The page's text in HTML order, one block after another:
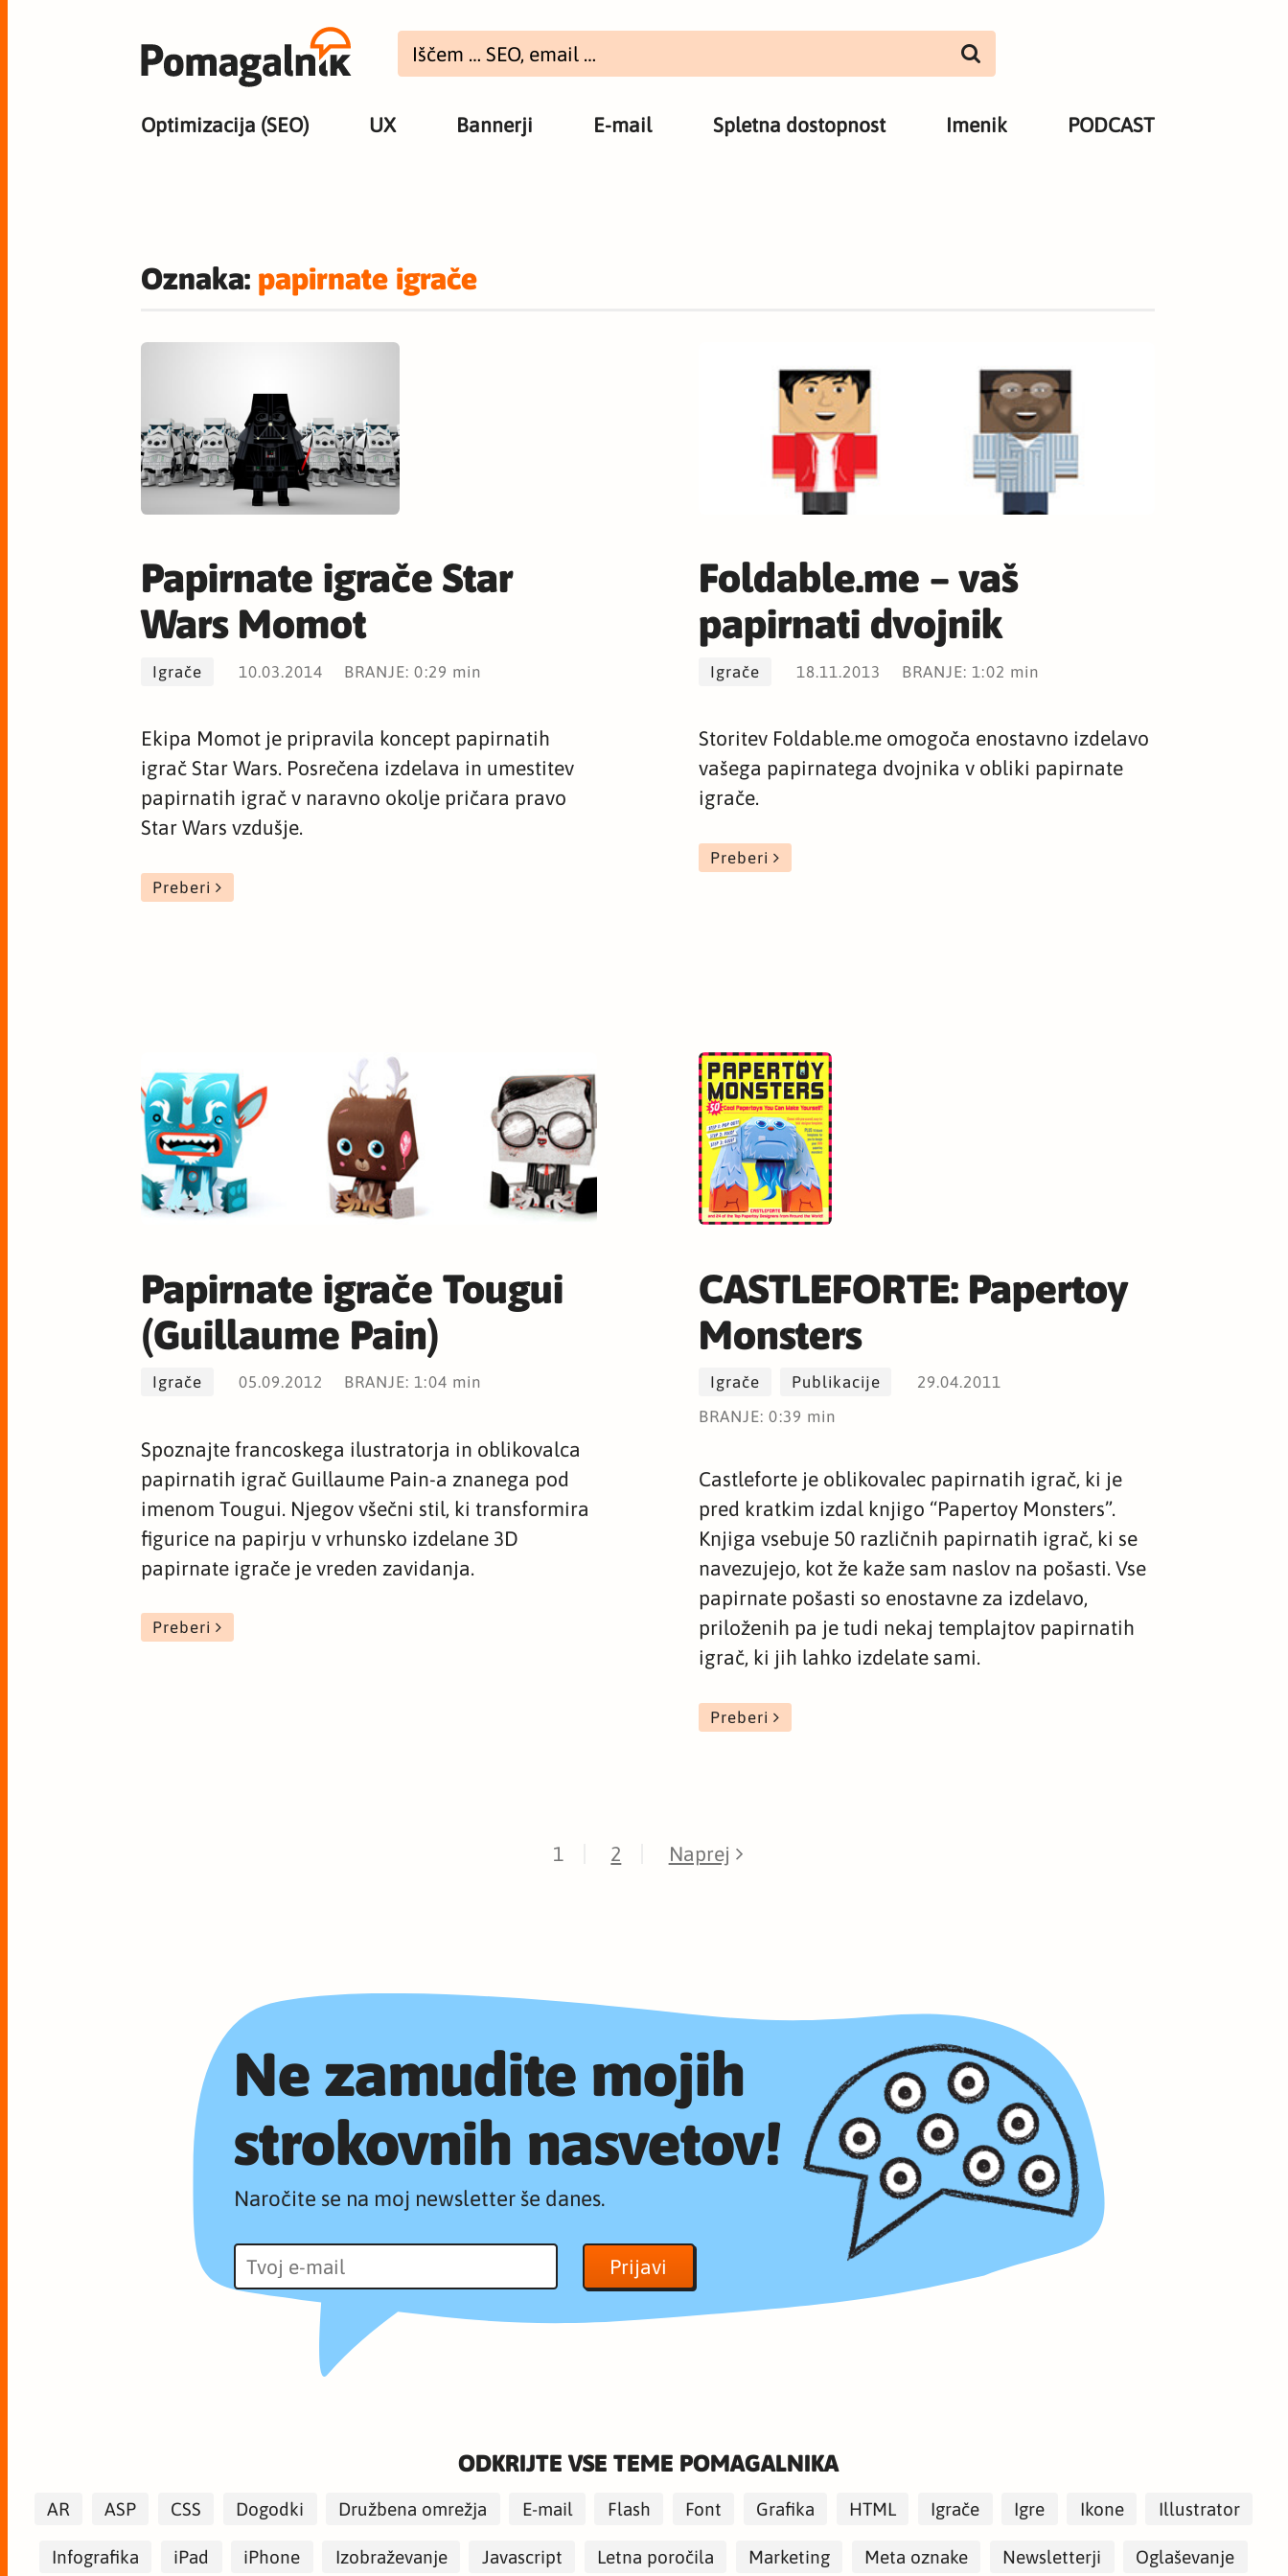
Optimizacija (SEO) UX Bannerji E-mail Spletna dostopnost Imenik PODCAST
Oznaka: papirnate igrače
Papirnate igrače Star
Wars Momot
Igrače 10.03.2014 BRANJE: 0:29 min
Ekipa Momot je pripravila koncept papirnatih
igrač Star Wars. Posrečena izdelava in umestitev
papirnatih igrač v naravno okolje pričara pravo
Star Wars vzdušje.
Preberi
Foldable.me – vaš
papirnati dvojnik
Igrače 18.11.2013 BRANJE: 1:02 min
Storitev Foldable.me omogoča enostavno izdelavo
vašega papirnatega dvojnika v obliki papirnate
igrače.
Preberi
Papirnate igrače Tougui
(Guillaume Pain)
Igrače 05.09.2012 BRANJE: 1:04 min
Spoznajte francoskega ilustratorja in oblikovalca
papirnatih igrač Guillaume Pain-a znanega pod
imenom Tougui. Njegov všečni stil, ki transformira
figurice na papirju v vrhunsko izdelane 3D
papirnate igrače je vreden zavidanja.
Preberi
CASTLEFORTE: Papertoy
Monsters
Igrače Publikacije
29.04.2011
BRANJE: 0:39 min
Castleforte je oblikovalec papirnatih igrač, ki je
pred kratkim izdal knjigo “Papertoy Monsters”.
Knjiga vsebuje 50 različnih papirnatih igrač, ki se
navezujejo, kot že kaže sam naslov na pošasti. Vse
papirnate pošasti so enostavne za izdelavo,
priloženih pa je tudi nekaj templajtov papirnatih
igrač, ki jih lahko izdelate sami.
Preberi
1 2 Naprej
Ne zamudite mojih
strokovnih nasvetov!
Naročite se na moj newsletter še danes.
ODKRIJTE VSE TEME POMAGALNIKA
AR ASP CSS Dogodki Družbena omrežja E-mail Flash Font Grafika HTML Igrače Igre Ikone Illustrator
Infografika iPad iPhone Izobraževanje Javascript Letna poročila Marketing Meta oznake Newsletterji Oglaševanje